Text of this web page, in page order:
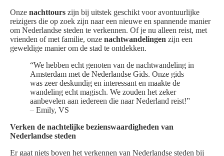
Onze nachttours zijn bij uitstek geschikt voor avontuurlijke
reizigers die op zoek zijn naar een nieuwe en spannende manier
om Nederlandse steden te verkennen. Of je nu alleen reist, met
vrienden of met familie, onze nachtwandelingen zijn een
geweldige manier om de stad te ontdekken.
“We hebben echt genoten van de nachtwandeling in
Amsterdam met de Nederlandse Gids. Onze gids
was zeer deskundig en interessant en maakte de
wandeling echt magisch. We zouden het zeker
aanbevelen aan iedereen die naar Nederland reist!”
– Emily, VS
Verken de nachtelijke bezienswaardigheden van
Nederlandse steden
Er gaat niets boven het verkennen van Nederlandse steden bij